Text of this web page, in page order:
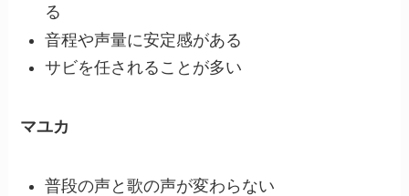
る
音程や声量に安定感がある
サビを任されることが多い
マユカ
普段の声と歌の声が変わらない